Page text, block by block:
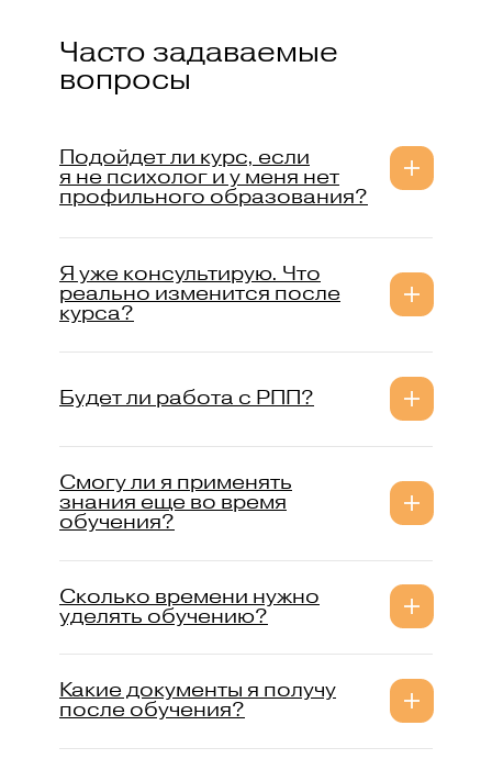
Часто задаваемые
вопросы
Подойдет ли курс, если
я не психолог и у меня нет
профильного образования?
Я уже консультирую. Что
реально изменится после
курса?
Будет ли работа с РПП?
Смогу ли я применять
знания еще во время
обучения?
Сколько времени нужно
уделять обучению?
Какие документы я получу
после обучения?